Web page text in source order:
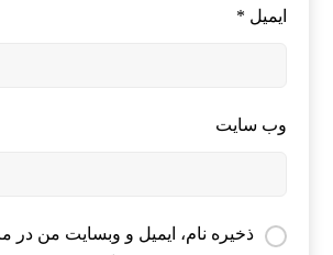
ایمیل *
وب‌ سایت
ذخیره نام، ایمیل و وبسایت من در